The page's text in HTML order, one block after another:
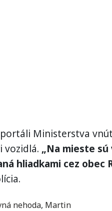
Ministerstva
vozidlá. „Na mieste
hliadkami cez obec
nehoda, Martin